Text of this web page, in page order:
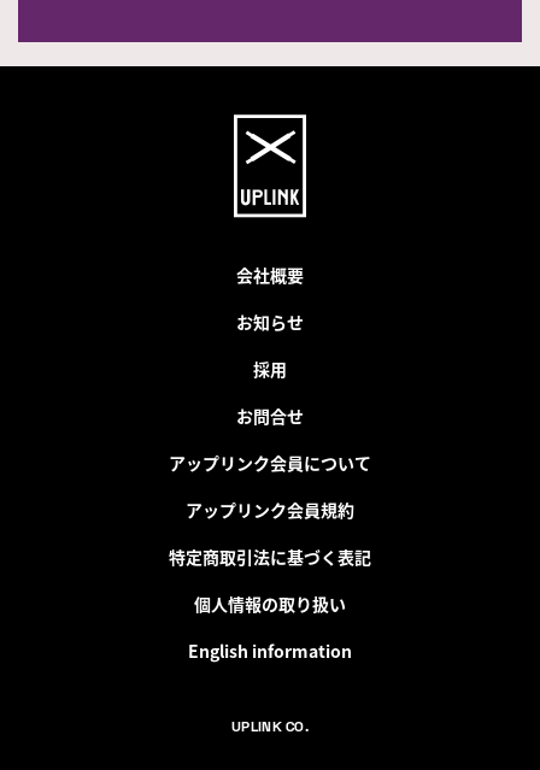
会社概要
お知らせ
採用
お問合せ
アップリンク会員について
アップリンク会員規約
特定商取引法に基づく表記
個人情報の取り扱い
English information
UPLINK CO.